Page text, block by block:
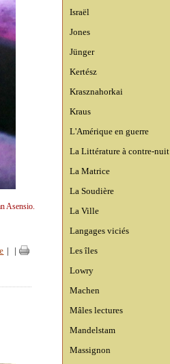
Israël
Jones
Jünger
Kertész
Krasznahorkai
Kraus
L'Amérique en guerre
La Littérature à contre-nuit
La Matrice
La Soudière
La Ville
Langages viciés
Les îles
Lowry
Machen
Mâles lectures
Mandelstam
Massignon
Asensio.